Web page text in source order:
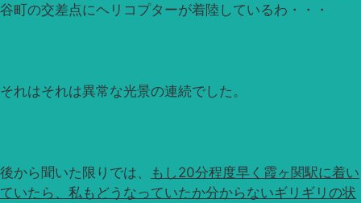
谷町の交差点にヘリコプターが着陸しているわ・・・
それはそれは異常な光景の連続でした。
後から聞いた限りでは、
もし20分程度早く霞ヶ関駅に着い
ていたら、私もどうなっていたか分からないギリギリの状